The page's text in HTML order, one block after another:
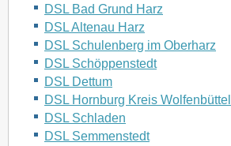
DSL Bad Grund Harz
DSL Altenau Harz
DSL Schulenberg im Oberharz
DSL Schöppenstedt
DSL Dettum
DSL Hornburg Kreis Wolfenbüttel
DSL Schladen
DSL Semmenstedt